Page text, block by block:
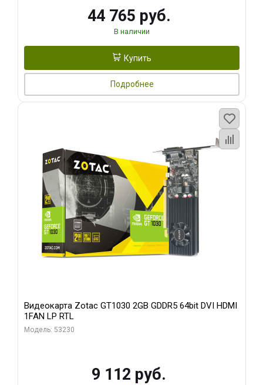
44 765 руб.
В наличии
Купить
Подробнее
Видеокарта Zotac GT1030 2GB GDDR5 64bit DVI HDMI
1FAN LP RTL
Модель: 53230
9 112 руб.